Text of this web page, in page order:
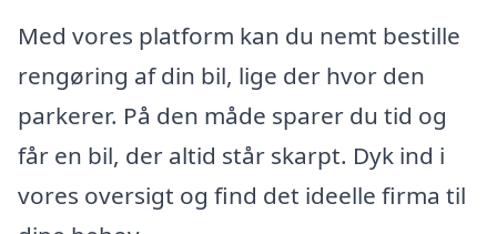
Med vores platform kan du nemt bestille
rengøring af din bil, lige der hvor den
parkerer. På den måde sparer du tid og
får en bil, der altid står skarpt. Dyk ind i
vores oversigt og find det ideelle firma til